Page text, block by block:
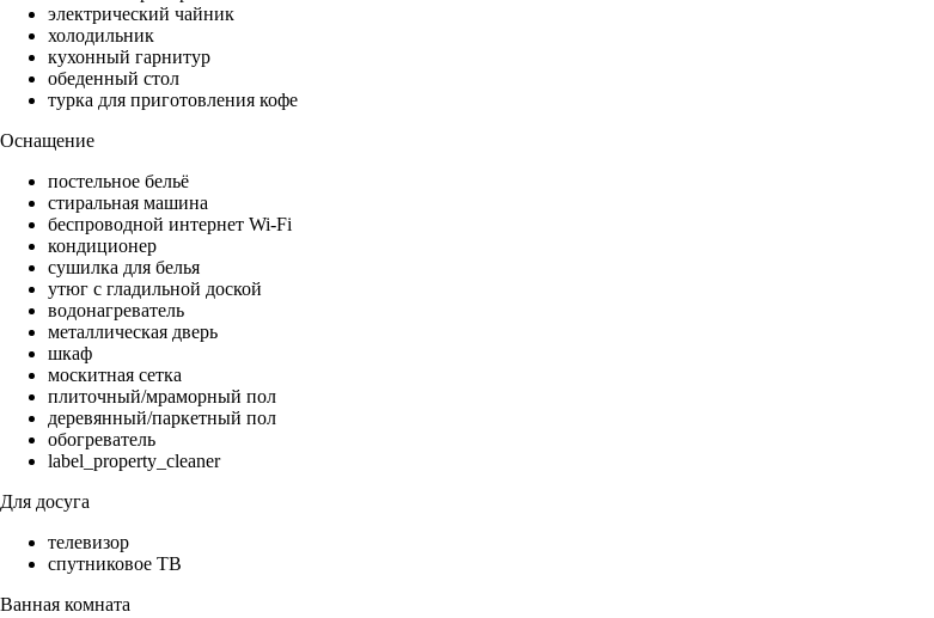
электрический чайник
холодильник
кухонный гарнитур
обеденный стол
турка для приготовления кофе
Оснащение
постельное бельё
стиральная машина
беспроводной интернет Wi-Fi
кондиционер
сушилка для белья
утюг с гладильной доской
водонагреватель
металлическая дверь
шкаф
москитная сетка
плиточный/мраморный пол
деревянный/паркетный пол
обогреватель
label_property_cleaner
Для досуга
телевизор
спутниковое ТВ
Ванная комната